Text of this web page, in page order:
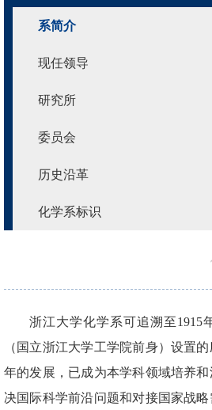
系简介
现任领导
研究所
委员会
历史沿革
化学系标识
浙江大学化学系可追溯至1915
（国立浙江大学工学院前身）设置
年的发展，已成为本学科领域培养
决国际科学前沿问题和对接国家战